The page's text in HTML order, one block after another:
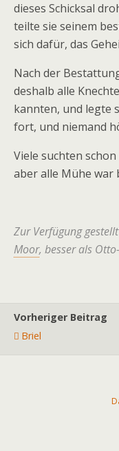
dieses Schicksal
teilte sie seinem
sich dafür, das
Nach der
deshalb alle
kannten, und legte
fort, und niemand
Viele suchten
aber alle Mühe war
Zur Verfügung
Moor, besser als
Vorheriger Beitrag
Briel